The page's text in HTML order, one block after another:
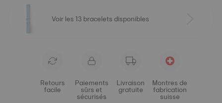
Voir les 13 bracelets disponibles
Retours
facile
Paiements
sûrs et
sécurisés
Livraison
gratuite
Montres de
fabrication
suisse